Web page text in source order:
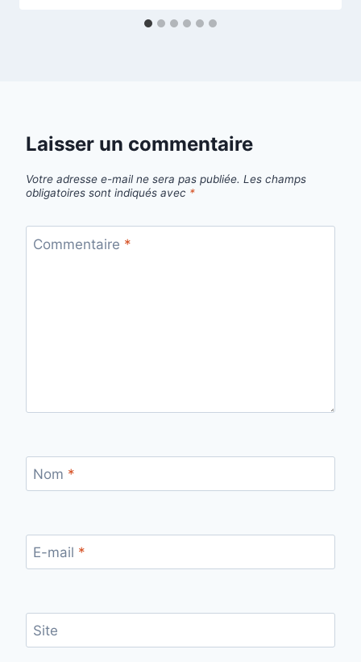
Laisser un commentaire
Votre adresse e-mail ne sera pas publiée. Les champs
obligatoires sont indiqués avec *
Commentaire *
Nom *
E-mail *
Site